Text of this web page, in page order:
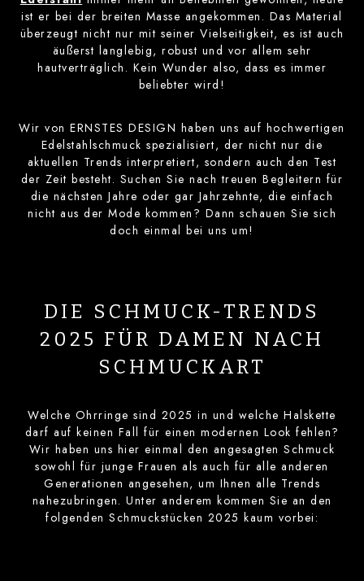
ist er bei der breiten Masse angekommen. Das Material
überzeugt nicht nur mit seiner Vielseitigkeit, es ist auch
äußerst langlebig, robust und vor allem sehr
hautverträglich. Kein Wunder also, dass es immer
beliebter wird!
Wir von ERNSTES DESIGN haben uns auf hochwertigen
Edelstahlschmuck spezialisiert, der nicht nur die
aktuellen Trends interpretiert, sondern auch den Test
der Zeit besteht. Suchen Sie nach treuen Begleitern für
die nächsten Jahre oder gar Jahrzehnte, die einfach
nicht aus der Mode kommen? Dann schauen Sie sich
doch einmal bei uns um!
DIE SCHMUCK-TRENDS
2025 FÜR DAMEN NACH
SCHMUCKART
Welche Ohrringe sind 2025 in und welche Halskette
darf auf keinen Fall für einen modernen Look fehlen?
Wir haben uns hier einmal den angesagten Schmuck
sowohl für junge Frauen als auch für alle anderen
Generationen angesehen, um Ihnen alle Trends
nahezubringen. Unter anderem kommen Sie an den
folgenden Schmuckstücken 2025 kaum vorbei: